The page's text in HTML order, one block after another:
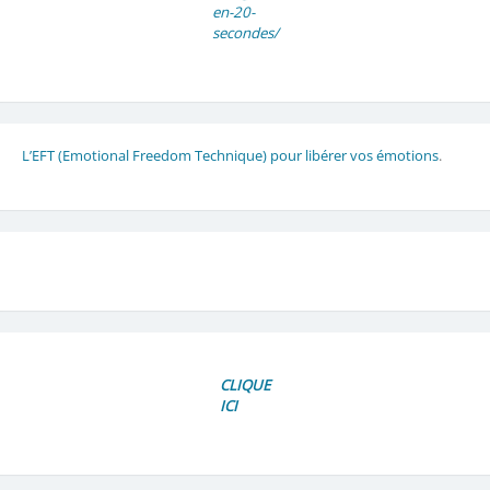
en-20-
secondes/
L’EFT (Emotional Freedom Technique) pour libérer vos émotions.
CLIQUE
ICI